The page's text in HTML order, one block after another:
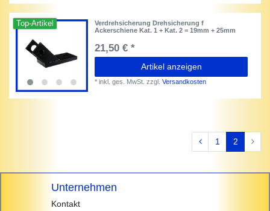
Top-Artikel
Verdrehsicherung Drehsicherung f
Ackerschiene Kat. 1 + Kat. 2 = 19mm + 25mm
21,50 € *
Artikel anzeigen
*inkl. ges. MwSt. zzgl.Versandkosten
1 2
Unternehmen
Kontakt